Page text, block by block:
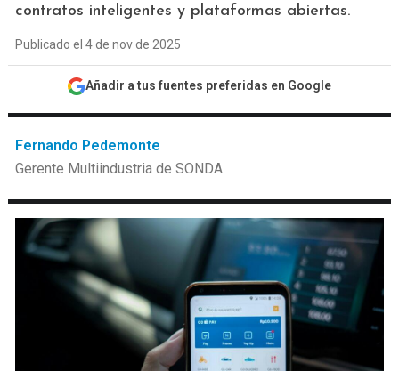
contratos inteligentes y plataformas abiertas.
Publicado el 4 de nov de 2025
Añadir a tus fuentes preferidas en Google
Fernando Pedemonte
Gerente Multiindustria de SONDA